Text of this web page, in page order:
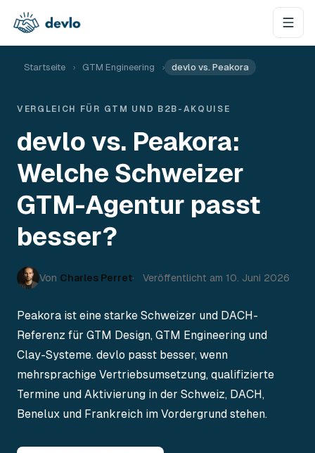
Startseite › GTM Engineering › devlo vs. Peakora
VERGLEICH FÜR GTM UND B2B-AKQUISE
devlo vs. Peakora:
Welche Schweizer
GTM-Agentur passt
besser?
Von Charles Perret Veröffentlicht am 10. Juni 2026
Peakora ist eine starke Schweizer und DACH-
Referenz für GTM Design, GTM Engineering und
Clay-Systeme. devlo passt besser, wenn
mehrsprachige Vertriebsumsetzung, qualifizierte
Termine und Aktivierung in der Schweiz, DACH,
Benelux und Frankreich im Vordergrund stehen.